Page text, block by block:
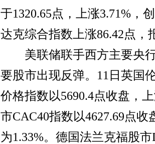
于1320.65点，上涨3.71%，
达克综合指数上涨86.42点，
美联储联手西方主要央行
要股市出现反弹。11日英国
价格指数以5690.4点收盘，
市CAC40指数以4627.69点
为1.33%。德国法兰克福股